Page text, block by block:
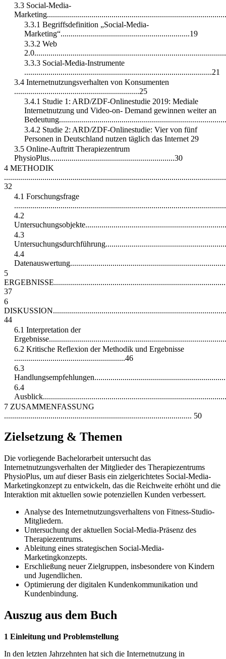
3.3 Social-Media-
3.3.1 Begriffsdefinition „Social-Media-
Marketing“................................................................19
3.3.2 Web
3.3.3 Social-Media-Instrumente
.............................................................................................21
3.4 Internetnutzungsverhalten von Konsumenten
..............................................................25
3.4.1 Studie 1: ARD/ZDF-Onlinestudie 2019: Mediale
Internetnutzung und Video-on- Demand gewinnen weiter an
3.4.2 Studie 2: ARD/ZDF-Onlinestudie: Vier von fünf
Personen in Deutschland nutzen täglich das Internet 29
3.5 Online-Auftritt Therapiezentrum
PhysioPlus..............................................................30
4 METHODIK
32
4.1 Forschungsfrage
4.2
4.3
4.4
5
37
6
44
6.1 Interpretation der
6.2 Kritische Reflexion der Methodik und Ergebnisse
.......................................................46
6.3
6.4
7 ZUSAMMENFASSUNG
............................................................................................. 50
Zielsetzung & Themen
Die vorliegende Bachelorarbeit untersucht das
Internetnutzungsverhalten der Mitglieder des Therapiezentrums
PhysioPlus, um auf dieser Basis ein zielgerichtetes Social-Media-
Marketingkonzept zu entwickeln, das die Reichweite erhöht und die
Interaktion mit aktuellen sowie potenziellen Kunden verbessert.
Analyse des Internetnutzungsverhaltens von Fitness-Studio-
Mitgliedern.
Untersuchung der aktuellen Social-Media-Präsenz des
Therapiezentrums.
Ableitung eines strategischen Social-Media-
Marketingkonzepts.
Erschließung neuer Zielgruppen, insbesondere von Kindern
und Jugendlichen.
Optimierung der digitalen Kundenkommunikation und
Kundenbindung.
Auszug aus dem Buch
1 Einleitung und Problemstellung
In den letzten Jahrzehnten hat sich die Internetnutzung in